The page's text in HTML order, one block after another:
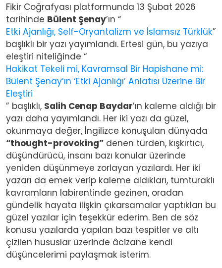
Fikir Coğrafyası platformunda 13 Şubat 2026
tarihinde Bülent Şenay’ın “
Etki Ajanlığı, Self-Oryantalizm ve İslamsız Türklük”
başlıklı bir yazı yayımlandı. Ertesi gün, bu yazıya
eleştiri niteliğinde “
Hakikat Tekeli mi, Kavramsal Bir Hapishane mi:
Bülent Şenay’ın ‘Etki Ajanlığı’ Anlatısı Üzerine Bir
Eleştiri
” başlıklı, Salih Cenap Baydar’ın kaleme aldığı bir
yazı daha yayımlandı. Her iki yazı da güzel,
okunmaya değer, İngilizce konuşulan dünyada
“thought-provoking” denen türden, kışkırtıcı,
düşündürücü, insanı bazı konular üzerinde
yeniden düşünmeye zorlayan yazılardı. Her iki
yazarı da emek verip kaleme aldıkları, tumturaklı
kavramların labirentinde gezinen, oradan
gündelik hayata ilişkin çıkarsamalar yaptıkları bu
güzel yazılar için teşekkür ederim. Ben de söz
konusu yazılarda yapılan bazı tespitler ve altı
çizilen hususlar üzerinde âcizane kendi
düşüncelerimi paylaşmak isterim.